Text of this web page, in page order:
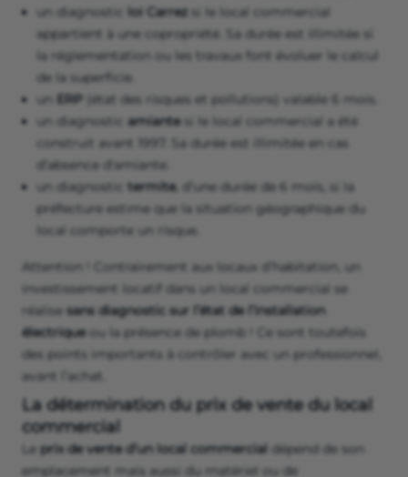
un diagnostic
loi Carrez si le local commercial
appartient à une copropriété. Sa durée est illimitée si
la réglementation ou les travaux font évoluer le calcul
de la superficie.
un ERP (état des risques et pollutions) valable 6 mois.
un diagnostic amiante si le local commercial a été
construit avant 1997. Sa durée est illimitée en cas
d’absence d'amiante.
un diagnostic termite, d’une durée de 6 mois, si la
préfecture estime que la situation géographique du
local comporte un risque.
Attention ! Contrairement aux locaux d’habitation, un
investissement locatif dans un local commercial se
réalise sans diagnostic sur l’état de l’installation
électriqueou la présence de plomb ! Ce sont toutefois
des points importants à contrôler avec un professionnel,
avant l’achat.
La détermination du prix de vente du local
commercial
Le prix de vente d’un local commercial dépend de son
emplacement mais aussi du matériel ou de